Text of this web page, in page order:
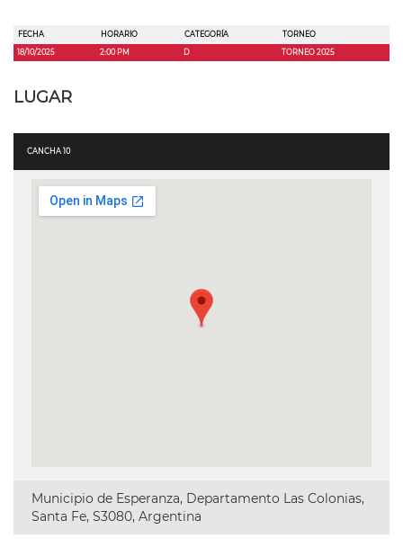
FECHA HORARIO CATEGORÍA
TORNEO
18/10/2025
2:00 PM D TORNEO 2025
LUGAR
CANCHA 10
Municipio de Esperanza, Departamento Las Colonias,
Santa Fe, S3080, Argentina